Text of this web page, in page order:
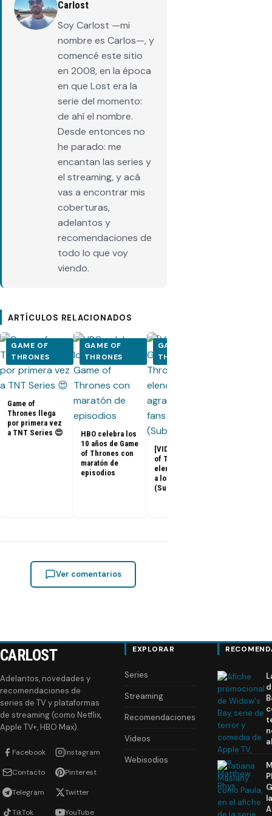
Carlost
Soy Carlost —mi
nombre es Carlos—, y
comencé este sitio
en 2008, en la época
en que Lost era la
serie del momento:
de ahí el nombre.
Desde entonces no
he parado: me
encantan las series y
el streaming, y acá
vas a encontrar mis
coberturas,
adelantos y
recomendaciones de
todo lo que voy
viendo.
ARTÍCULOS RELACIONADOS
GAME OF
THRONES
Game of
Thrones llega
por primera vez
a TNT Series 😍
GAME OF
THRONES
HBO celebra los
10 años de Game
of Thrones con
maratón de
episodios
GAME OF
THRONES
[VIDEOS] Game
of Thrones: El
elenco agradece
a los fans
(Subtitulado)
Ver comentarios
CARLOST
Adelantos, novedades y
recomendaciones de
series de TV y plataformas
de streaming (como Netflix,
Apple TV+, HBO Max).
Facebook Instagram
Contacto Pinterest
Telegram Twitter
TikTok YouTube
EXPLORAR
Series
Streaming
Recomendaciones
Videos
Webisodios